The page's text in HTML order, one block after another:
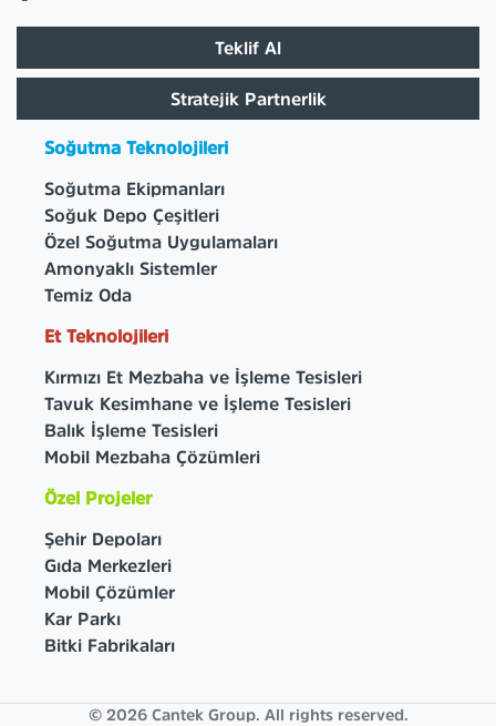
Teklif Al
Stratejik Partnerlik
Soğutma Teknolojileri
Soğutma Ekipmanları
Soğuk Depo Çeşitleri
Özel Soğutma Uygulamaları
Amonyaklı Sistemler
Temiz Oda
Et Teknolojileri
Kırmızı Et Mezbaha ve İşleme Tesisleri
Tavuk Kesimhane ve İşleme Tesisleri
Balık İşleme Tesisleri
Mobil Mezbaha Çözümleri
Özel Projeler
Şehir Depoları
Gıda Merkezleri
Mobil Çözümler
Kar Parkı
Bitki Fabrikaları
© 2026 Cantek Group. All rights reserved.